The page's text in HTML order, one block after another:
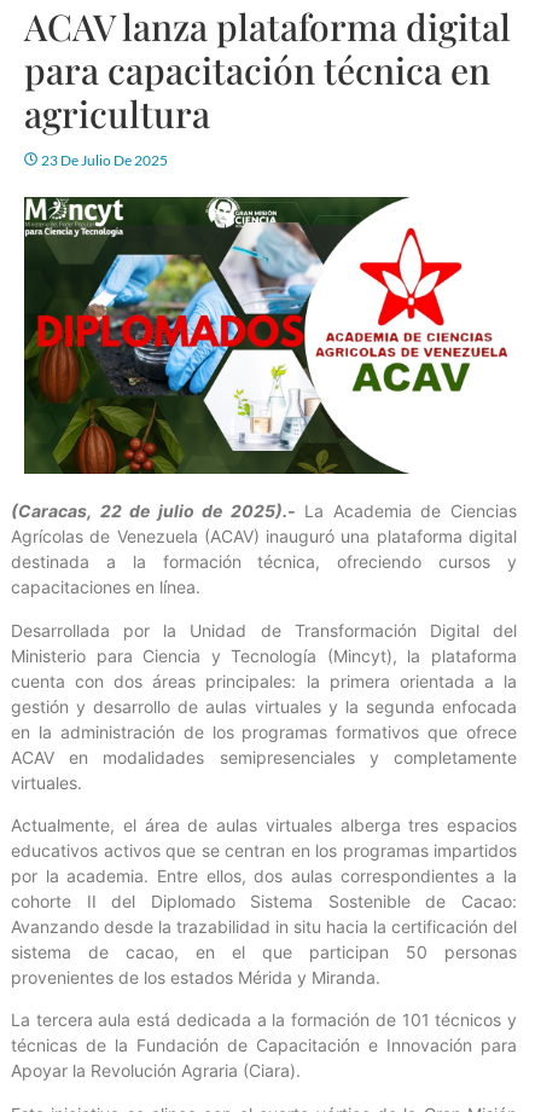
ACAV lanza plataforma digital
para capacitación técnica en
agricultura
23 De Julio De 2025
(Caracas, 22 de julio de 2025).- La Academia de Ciencias
Agrícolas de Venezuela (ACAV) inauguró una plataforma digital
destinada a la formación técnica, ofreciendo cursos y
capacitaciones en línea.
Desarrollada por la Unidad de Transformación Digital del
Ministerio para Ciencia y Tecnología (Mincyt), la plataforma
cuenta con dos áreas principales: la primera orientada a la
gestión y desarrollo de aulas virtuales y la segunda enfocada
en la administración de los programas formativos que ofrece
ACAV en modalidades semipresenciales y completamente
virtuales.
Actualmente, el área de aulas virtuales alberga tres espacios
educativos activos que se centran en los programas impartidos
por la academia. Entre ellos, dos aulas correspondientes a la
cohorte II del Diplomado Sistema Sostenible de Cacao:
Avanzando desde la trazabilidad in situ hacia la certificación del
sistema de cacao, en el que participan 50 personas
provenientes de los estados Mérida y Miranda.
La tercera aula está dedicada a la formación de 101 técnicos y
técnicas de la Fundación de Capacitación e Innovación para
Apoyar la Revolución Agraria (Ciara).